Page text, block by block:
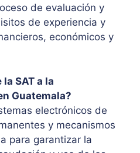
de evaluación y
de experiencia y
económicos y
SAT a la
Guatemala?
electrónicos de
y mecanismos
para garantizar la